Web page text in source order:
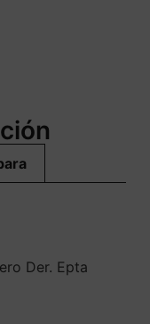
Der. Epta